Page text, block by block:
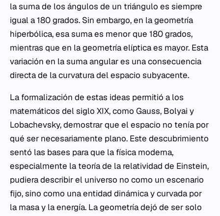
la suma de los ángulos de un triángulo es siempre
igual a 180 grados. Sin embargo, en la geometría
hiperbólica, esa suma es menor que 180 grados,
mientras que en la geometría elíptica es mayor. Esta
variación en la suma angular es una consecuencia
directa de la curvatura del espacio subyacente.
La formalización de estas ideas permitió a los
matemáticos del siglo XIX, como Gauss, Bolyai y
Lobachevsky, demostrar que el espacio no tenía por
qué ser necesariamente plano. Este descubrimiento
sentó las bases para que la física moderna,
especialmente la teoría de la relatividad de Einstein,
pudiera describir el universo no como un escenario
fijo, sino como una entidad dinámica y curvada por
la masa y la energía. La geometría dejó de ser solo